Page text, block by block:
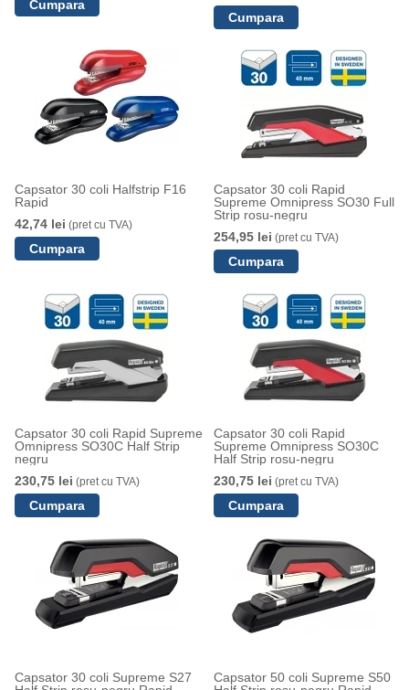
Capsator 30 coli Halfstrip F16
Rapid
42,74 lei (pret cu TVA)
Capsator 30 coli Rapid
Supreme Omnipress SO30 Full
Strip rosu-negru
254,95 lei (pret cu TVA)
Capsator 30 coli Rapid Supreme
Omnipress SO30C Half Strip
negru
230,75 lei (pret cu TVA)
Capsator 30 coli Rapid
Supreme Omnipress SO30C
Half Strip rosu-negru
230,75 lei (pret cu TVA)
Capsator 30 coli Supreme S27
Capsator 50 coli Supreme S50